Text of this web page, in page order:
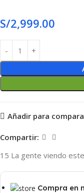
S/2,999.00
Añadir para
Compartir:
15 La gente viendo
Compra en